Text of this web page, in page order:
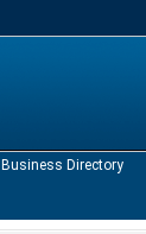
Business Directory